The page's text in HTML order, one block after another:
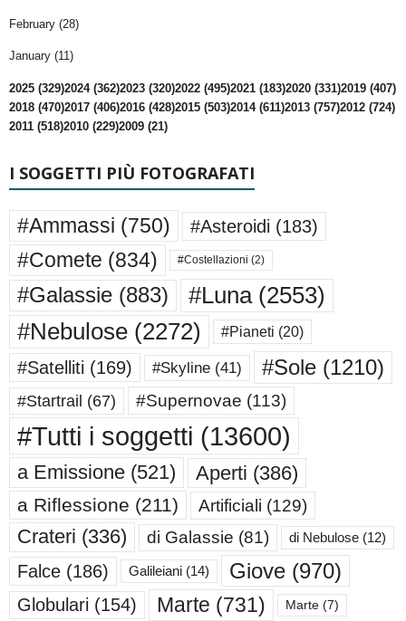
February (28)
January (11)
2025 (329)2024 (362)2023 (320)2022 (495)2021 (183)2020 (331)2019 (407)
2018 (470)2017 (406)2016 (428)2015 (503)2014 (611)2013 (757)2012 (724)
2011 (518)2010 (229)2009 (21)
I SOGGETTI PIÙ FOTOGRAFATI
#Ammassi (750) #Asteroidi (183)
#Comete (834) #Costellazioni (2)
#Galassie (883) #Luna(2553)
#Nebulose (2272) #Pianeti (20)
#Satelliti (169) #Skyline (41) #Sole (1210)
#Startrail (67) #Supernovae (113)
#Tutti i soggetti (13600)
a Emissione (521) Aperti (386)
a Riflessione (211) Artificiali (129)
Crateri (336) di Galassie (81) di Nebulose (12)
Falce (186) Galileiani (14) Giove (970)
Globulari (154) Marte (731) Marte (7)